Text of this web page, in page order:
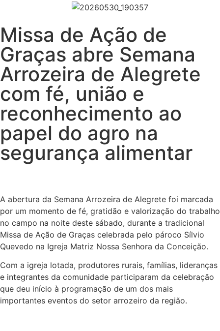
Missa de Ação de
Graças abre Semana
Arrozeira de Alegrete
com fé, união e
reconhecimento ao
papel do agro na
segurança alimentar
A abertura da Semana Arrozeira de Alegrete foi marcada
por um momento de fé, gratidão e valorização do trabalho
no campo na noite deste sábado, durante a tradicional
Missa de Ação de Graças celebrada pelo pároco Sílvio
Quevedo na Igreja Matriz Nossa Senhora da Conceição.
Com a igreja lotada, produtores rurais, famílias, lideranças
e integrantes da comunidade participaram da celebração
que deu início à programação de um dos mais
importantes eventos do setor arrozeiro da região.